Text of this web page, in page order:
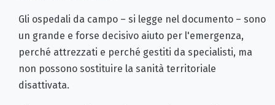
Gli ospedali da campo – si legge nel documento – sono
un grande e forse decisivo aiuto per l'emergenza,
perché attrezzati e perché gestiti da specialisti, ma
non possono sostituire la sanità territoriale
disattivata.